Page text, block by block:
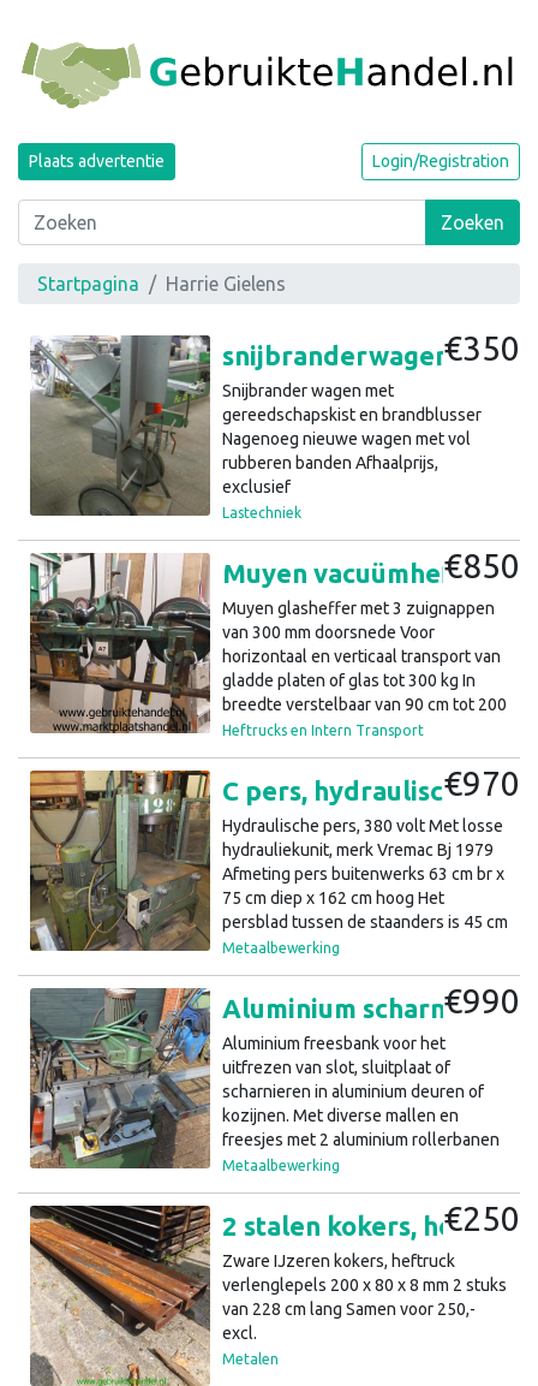
Plaats advertentie Login/Registration
Zoeken
Startpagina Harrie Gielens
snijbranderwagen, gasflessenwagen, met brandblusser (a27)15
€350
Snijbrander wagen met
gereedschapskist en brandblusser
Nagenoeg nieuwe wagen met vol
rubberen banden Afhaalprijs,
exclusief
Lastechniek
Muyen vacuümheffer 300 kg 3 zuignappen (a43)27
€850
Muyen glasheffer met 3 zuignappen
van 300 mm doorsnede Voor
horizontaal en verticaal transport van
gladde platen of glas tot 300 kg In
breedte verstelbaar van 90 cm tot 200
cm breed Elke zuignap is afneembaar
vacuümpomp De prijs is exclusief de
vacuümpomp Ik heb een Airpress
vacuüm compressor type H215/25 tot
-1 bar staan. Deze kan ik er voor 200,-
bij leveren Al onze prijzen zijn excl.
Heftrucks en Intern Transport
C pers, hydraulische pers, garagepers, lager pers (12.2)12
€970
Hydraulische pers, 380 volt Met losse
hydrauliekunit, merk Vremac Bj 1979
Afmeting pers buitenwerks 63 cm br x
75 cm diep x 162 cm hoog Het
persblad tussen de staanders is 45 cm
x 45 cm De pershoogte is max. 67 cm,
110 mm doorsnede en de slag is 200
mm Max. 110 bar druk Al onze prijzen
zijn excl. btw.
Metaalbewerking
Aluminium scharnieren freesmachine, slotenfrees 380 V (a33)8
€990
Aluminium freesbank voor het
uitfrezen van slot, sluitplaat of
scharnieren in aluminium deuren of
kozijnen. Met diverse mallen en
freesjes met 2 aluminium rollerbanen
met kleminrichting op lucht, met 4
aan de hendel bedienbaar Met een
hendel vier zijdig beweegbare
freeskop De tweede hendel is voor de
diepte beweging Met de nodige
aanslag instellingen Type PDP F102
Met ondergebouwde materialen kast
al onze prijzen zijn Excl.
Metaalbewerking
2 stalen kokers, heftruck verlenglepels, 200x80x8mm, 228cm L (a40)42
€250
Zware IJzeren kokers, heftruck
verlenglepels 200 x 80 x 8 mm 2 stuks
van 228 cm lang Samen voor 250,-
excl.
Metalen